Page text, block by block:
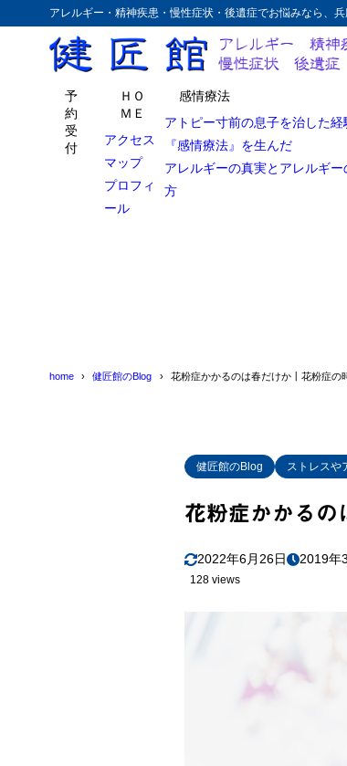
アレルギー・精神疾患・慢性症状・後遺症でお悩みなら、
予
約
受
付
ＨＯ
ＭＥ
アクセス
マップ
プロフィ
ール
感情療法
アトピー寸前の息子を治した経
『感情療法』を生んだ
アレルギーの真実とアレルギー
方
home 健匠館のBlog 花粉症かかるのは春だけか丨花粉症の
健匠館のBlog ストレスや
花粉症かかるの
2022年6月26日 2019年
128 views